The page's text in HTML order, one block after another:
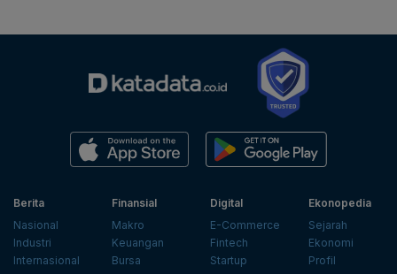
Berita
Nasional
Industri
Internasional
Finansial
Makro
Keuangan
Bursa
Digital
E-Commerce
Fintech
Startup
Ekonopedia
Sejarah
Ekonomi
Profil